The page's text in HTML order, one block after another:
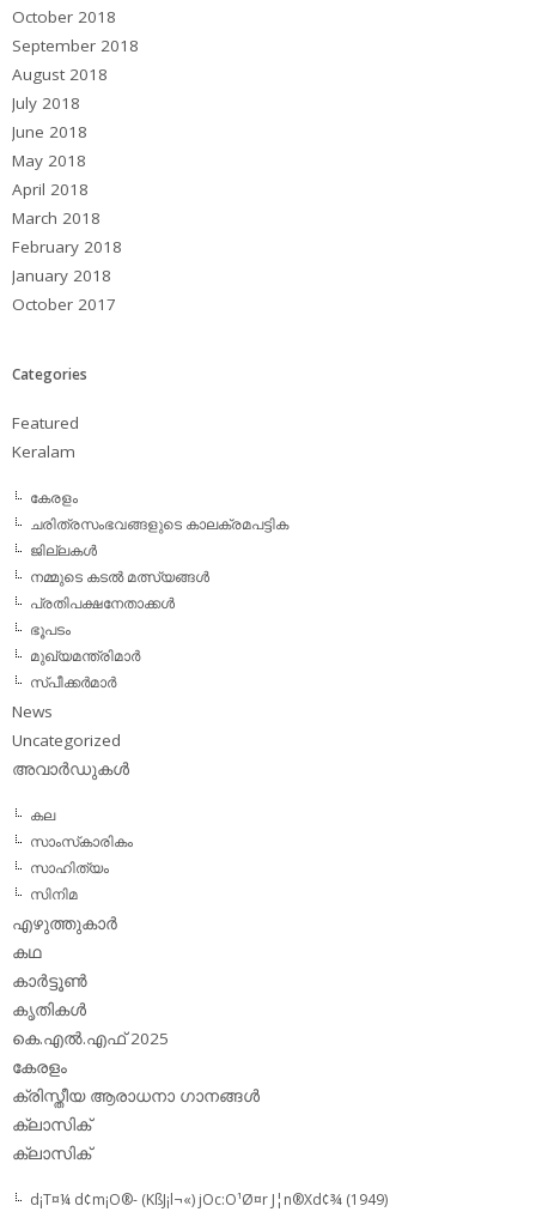
October 2018
September 2018
August 2018
July 2018
June 2018
May 2018
April 2018
March 2018
February 2018
January 2018
October 2017
Categories
Featured
Keralam
കേരളം
ചരിത്രസംഭവങ്ങളുടെ കാലക്രമപട്ടിക
ജില്ലകള്‍
നമ്മുടെ കടല്‍ മത്സ്യങ്ങള്‍
പ്രതിപക്ഷനേതാക്കള്‍
ഭൂപടം
മുഖ്യമന്ത്രിമാര്‍
സ്പീക്കര്‍മാര്‍
News
Uncategorized
അവാര്‍ഡുകള്‍
കല
സാംസ്‌കാരികം
സാഹിത്യം
സിനിമ
എഴുത്തുകാര്‍
കഥ
കാര്‍ട്ടൂണ്‍
കൃതികള്‍
കെ.എല്‍.എഫ് 2025
കേരളം
ക്രിസ്തീയ ആരാധനാ ഗാനങ്ങള്‍
ക്ലാസിക്‌
ക്ലാസിക്
d¡T¤¼ d¢m¡O®- (KßJ¡l¬«) jOc:O¹Ø¤r J¦n®Xd¢¾ (1949)